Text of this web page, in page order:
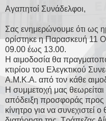
Αγαπητοί Συνάδελφοι,
Σας ενημερώνουμε ότι ως
ορίστηκε η Παρασκευή 11
09.00 έως 13.00.
Η αιμοδοσία θα
κτιρίου του Ελεγκτικού
Α.Μ.Κ.Α. από τον κάθε
Η συμμετοχή μας θεωρείται
απόδειξη προσφοράς προς
κίνητρο για να συνεχιστεί